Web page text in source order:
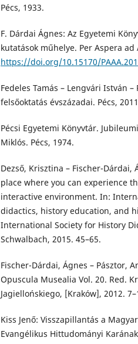
Pécs, 1933.
F. Dárdai Ágnes: Az Egyetemi
kutatások műhelye. Per Aspera
https://doi.org/10.15170/
Fedeles Tamás – Lengvári István –
felsőoktatás évszázadai. Pécs,
Pécsi Egyetemi Könyvtár.
Miklós. Pécs, 1974.
Dezső, Krisztina – Fischer-
place where you can experience
interactive environment. In:
didactics, history education, and
International Society for History
Schwalbach, 2015. 45–65.
Fischer-Dárdai, Ágnes – Pásztor,
Opuscula Musealia Vol. 20. Red.
Jagiellońskiego, [Kraków], 2012.
Kiss Jenő: Visszapillantás a
Evangélikus Hittudományi